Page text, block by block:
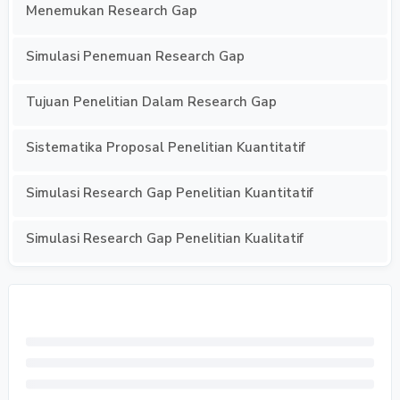
Menemukan Research Gap
Simulasi Penemuan Research Gap
Tujuan Penelitian Dalam Research Gap
Sistematika Proposal Penelitian Kuantitatif
Simulasi Research Gap Penelitian Kuantitatif
Simulasi Research Gap Penelitian Kualitatif